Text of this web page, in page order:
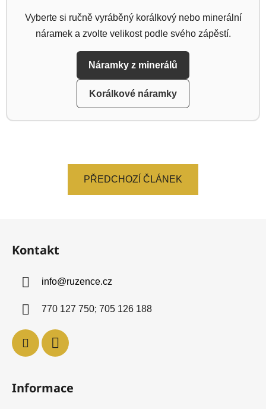
Vyberte si ručně vyráběný korálkový nebo minerální
náramek a zvolte velikost podle svého zápěstí.
Náramky z minerálů
Korálkové náramky
PŘEDCHOZÍ ČLÁNEK
Kontakt
info@ruzence.cz
770 127 750; 705 126 188
Informace